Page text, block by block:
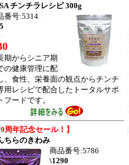
チンチラレシピ 300g
番号:5314
期からシニア期
の健康管理に配
、食性、栄養面の観点からチンチ
用レシピで配合したトータルサポ
フードです。
周年記念セール！】
ちらのきわみ
商品番号:5786
\1290